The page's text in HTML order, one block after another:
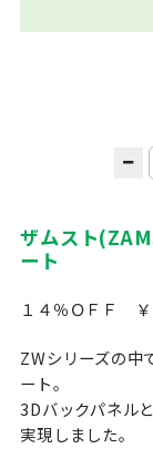
ザムスト
ート
１４％ＯＦＦ
ZWシリーズの中
ート。
3Dバックパネル
実現しました。